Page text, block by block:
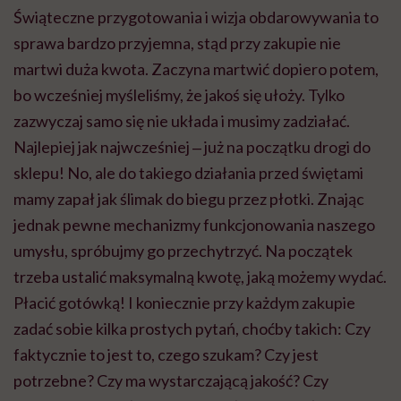
Świąteczne przygotowania i wizja obdarowywania to
sprawa bardzo przyjemna, stąd przy zakupie nie
martwi duża kwota. Zaczyna martwić dopiero potem,
bo wcześniej myśleliśmy, że jakoś się ułoży. Tylko
zazwyczaj samo się nie układa i musimy zadziałać.
Najlepiej jak najwcześniej ‒ już na początku drogi do
sklepu! No, ale do takiego działania przed świętami
mamy zapał jak ślimak do biegu przez płotki. Znając
jednak pewne mechanizmy funkcjonowania naszego
umysłu, spróbujmy go przechytrzyć. Na początek
trzeba ustalić maksymalną kwotę, jaką możemy wydać.
Płacić gotówką! I koniecznie przy każdym zakupie
zadać sobie kilka prostych pytań, choćby takich: Czy
faktycznie to jest to, czego szukam? Czy jest
potrzebne? Czy ma wystarczającą jakość? Czy